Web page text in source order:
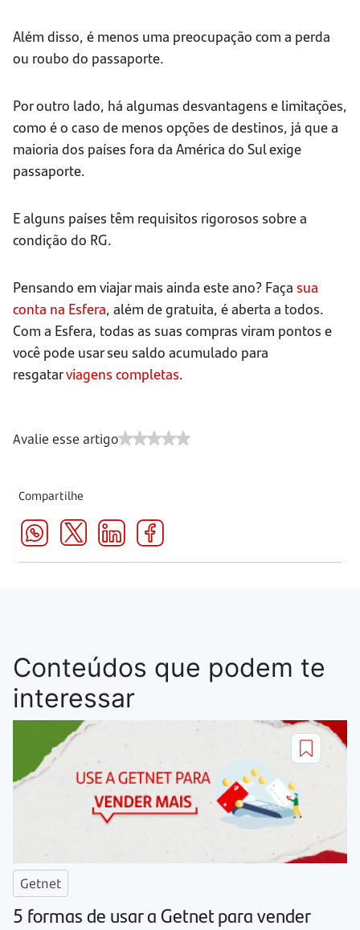
Além disso, é menos uma preocupação com a perda
ou roubo do passaporte.
Por outro lado, há algumas desvantagens e limitações,
como é o caso de menos opções de destinos, já que a
maioria dos países fora da América do Sul exige
passaporte.
E alguns países têm requisitos rigorosos sobre a
condição do RG.
Pensando em viajar mais ainda este ano? Faça sua
conta na Esfera, além de gratuita, é aberta a todos.
Com a Esfera, todas as suas compras viram pontos e
você pode usar seu saldo acumulado para
resgatarviagens completas.
Avalie esse artigo
Compartilhe
Conteúdos que podem te
interessar
Getnet
5 formas de usar a Getnet para vender